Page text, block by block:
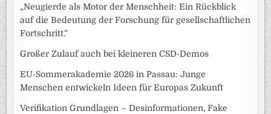
„Neugierde als Motor der Menschheit: Ein Rückblick
auf die Bedeutung der Forschung für gesellschaftlichen
Fortschritt.“
Großer Zulauf auch bei kleineren CSD-Demos
EU-Sommerakademie 2026 in Passau: Junge
Menschen entwickeln Ideen für Europas Zukunft
Verifikation Grundlagen – Desinformationen, Fake